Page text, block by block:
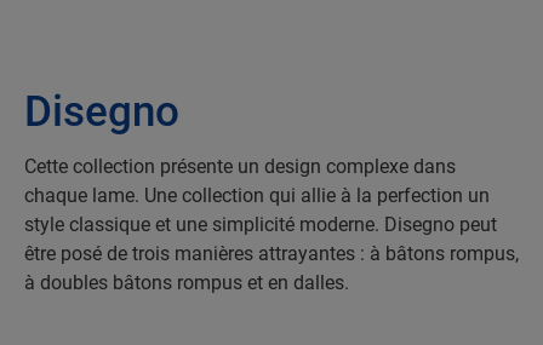
Disegno
Cette collection présente un design complexe dans
chaque lame. Une collection qui allie à la perfection un
style classique et une simplicité moderne. Disegno peut
être posé de trois manières attrayantes : à bâtons rompus,
à doubles bâtons rompus et en dalles.